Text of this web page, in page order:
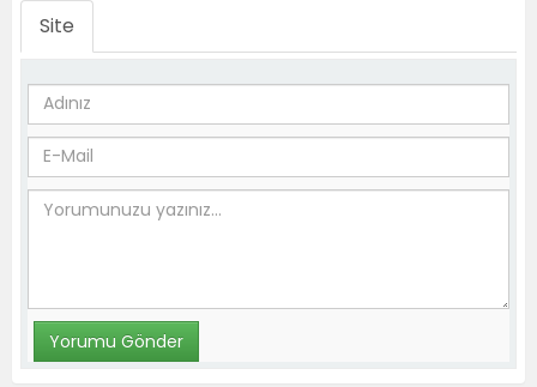
Site